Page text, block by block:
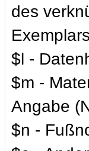
des
$l -
$m -
Angabe
$n -